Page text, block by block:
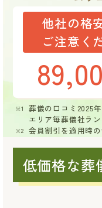
他社の格
ご注意く
葬儀の口コミ2025
エリア毎葬儀社ラ
会員割引を適用時
低価格な葬